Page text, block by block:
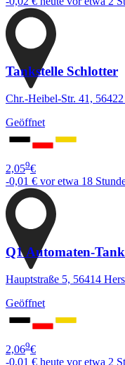
Tankstelle Schlotter
Chr.-Heibel-Str. 41,
Geöffnet
2,059€
-0,01 € vor etwa 18
Q1 Automaten-
Hauptstraße 5, 56414
Geöffnet
2,069€
-0,01 € heute vor etwa 2